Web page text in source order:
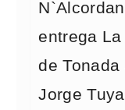
entrega
de
Jorge